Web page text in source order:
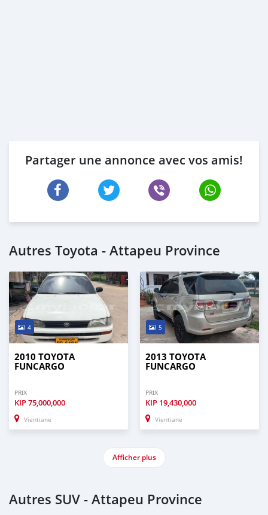
Partager une annonce avec vos amis!
Autres Toyota - Attapeu Province
4
2010 TOYOTA
FUNCARGO
PRIX
KIP75,000,000
Vientiane
5
2013 TOYOTA
FUNCARGO
PRIX
KIP 19,430,000
Vientiane
Afficher plus
Autres SUV - Attapeu Province